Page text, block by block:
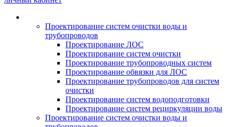
Проектирование систем очистки воды и
трубопроводов
Проектирование ЛОС
Проектирование систем очистки
Проектирование трубопроводных систем
Проектирование обвязки для ЛОС
Проектирование трубопроводов для систем
очистки
Проектирование систем водоподготовки
Проектирование систем рециркуляции воды
Проектирование систем очистки воды и